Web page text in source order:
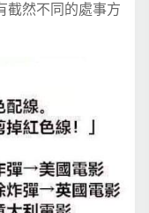
截然不同的處事方